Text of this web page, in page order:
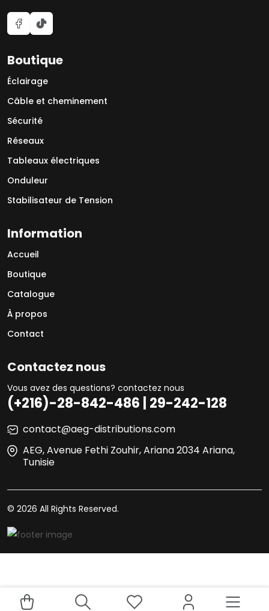
Acheter
Boutique
Éclairage
Câble et cheminement
Sécurité
Réseaux
Tableaux électriques
Onduleur
Stabilisateur de Tension
Information
Accueil
Boutique
Catalogue
À propos
Contact
Contactez nous
Vous avez des questions? contactez nous
(+216)-28-842-486 | 29-242-128
contact@aeg-distributions.com
AEG, Avenue Fethi Zouhir, Ariana 2034 Ariana,
Tunisie
© 2026 All Rights Reserved.
Your experience on this site will be improved by allowing